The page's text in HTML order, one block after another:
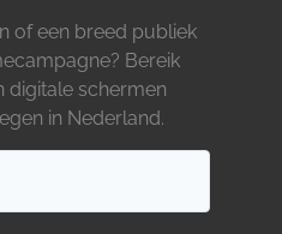
of een breed publiek
Bereik
digitale schermen
in Nederland.